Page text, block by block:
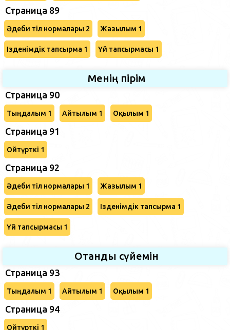
Страница 89
Әдеби тіл нормалары 2 Жазылым 1
Ізденімдік тапсырма 1 Үй тапсырмасы 1
Менің пірім
Страница 90
Тыңдалым 1 Айтылым 1 Оқылым 1
Страница 91
Ойтүрткі 1
Страница 92
Әдеби тіл нормалары 1 Жазылым 1
Әдеби тіл нормалары 2 Ізденімдік тапсырма 1
Үй тапсырмасы 1
Отанды сүйемін
Страница 93
Тыңдалым 1 Айтылым 1 Оқылым 1
Страница 94
Ойтүрткі 1